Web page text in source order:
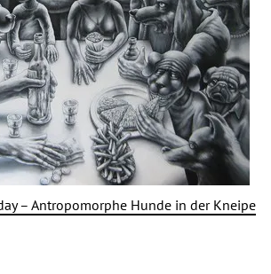
– Antropomorphe Hunde in der Kneipe